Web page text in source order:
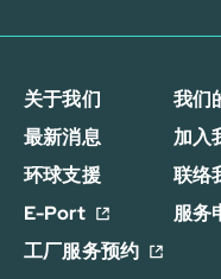
关于我们
我们
最新消息
加入
环球支援
联络
E-Port
服务
工厂服务预约